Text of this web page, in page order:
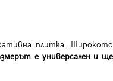
плитка. Широкото
е универсален и ще